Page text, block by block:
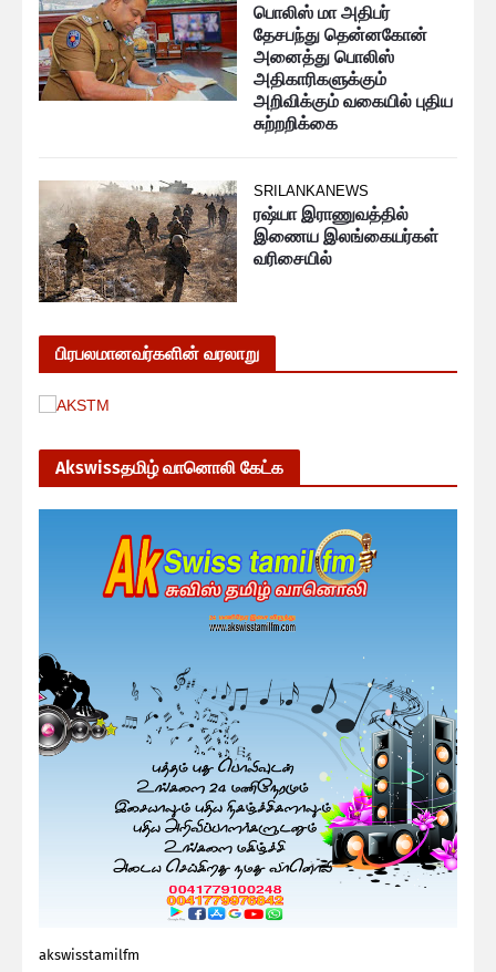
பொலிஸ் மா அதிபர்
தேசபந்து தென்னகோன்
அனைத்து பொலிஸ்
அதிகாரிகளுக்கும்
அறிவிக்கும் வகையில் புதிய
சுற்றறிக்கை
SRILANKANEWS
ரஷ்யா இராணுவத்தில்
இணைய இலங்கையர்கள்
வரிசையில்
பிரபலமானவர்களின் வரலாறு
Akswissதமிழ் வானொலி கேட்க
akswisstamilfm